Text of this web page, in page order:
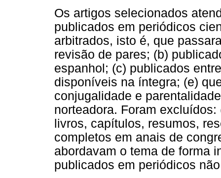
Os artigos selecionados
publicados em periódicos
arbitrados, isto é, que
revisão de pares; (b)
espanhol; (c) publicados
disponíveis na íntegra; (e)
conjugalidade e
norteadora. Foram
livros, capítulos, resumos,
completos em anais de
abordavam o tema de forma
publicados em periódicos